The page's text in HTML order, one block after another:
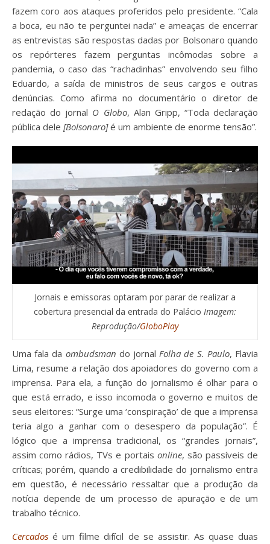
fazem coro aos ataques proferidos pelo presidente. “Cala
a boca, eu não te perguntei nada” e ameaças de encerrar
as entrevistas são respostas dadas por Bolsonaro quando
os repórteres fazem perguntas incômodas sobre a
pandemia, o caso das “rachadinhas” envolvendo seu filho
Eduardo, a saída de ministros de seus cargos e outras
denúncias. Como afirma no documentário o diretor de
redação do jornal O Globo, Alan Gripp, “Toda declaração
pública dele [Bolsonaro]é um ambiente de enorme tensão”.
Jornais e emissoras optaram por parar de realizar a
cobertura presencial da entrada do Palácio Imagem:
Reprodução/GloboPlay
Uma fala da ombudsman do jornalFolha de S. Paulo, Flavia
Lima, resume a relação dos apoiadores do governo com a
imprensa. Para ela, a função do jornalismo é olhar para o
que está errado, e isso incomoda o governo e muitos de
seus eleitores: “Surge uma ‘conspiração’ de que a imprensa
teria algo a ganhar com o desespero da população”. É
lógico que a imprensa tradicional, os “grandes jornais”,
assim como rádios, TVs e portais online, são passíveis de
críticas; porém, quando a credibilidade do jornalismo entra
em questão, é necessário ressaltar que a produção da
notícia depende de um processo de apuração e de um
trabalho técnico.
Cercados é um filme difícil de se assistir. As quase duas